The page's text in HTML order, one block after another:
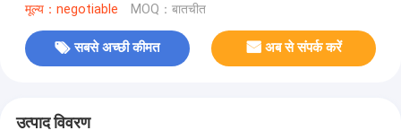
मूल्य：negotiable MOQ：बातचीत
सबसे अच्छी कीमत अब से संपर्क करें
उत्पाद विवरण